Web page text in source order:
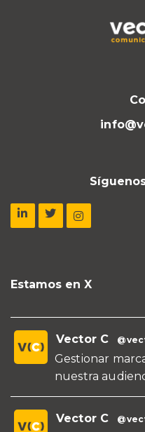
Estamos en X
Vector C
Gestionar
nuestra
Vector C